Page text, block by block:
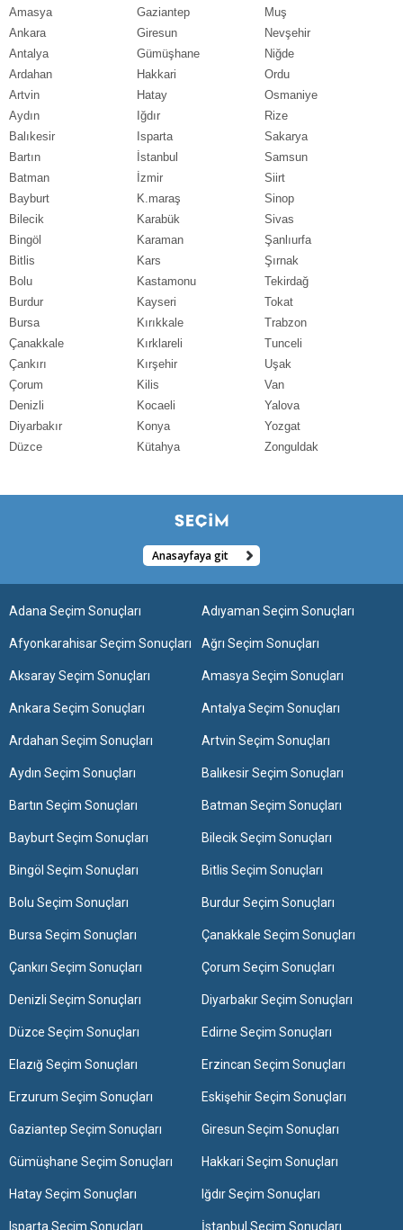
Amasya
Ankara
Antalya
Ardahan
Artvin
Aydın
Balıkesir
Bartın
Batman
Bayburt
Bilecik
Bingöl
Bitlis
Bolu
Burdur
Bursa
Çanakkale
Çankırı
Çorum
Denizli
Diyarbakır
Düzce
Gaziantep
Giresun
Gümüşhane
Hakkari
Hatay
Iğdır
Isparta
İstanbul
İzmir
K.maraş
Karabük
Karaman
Kars
Kastamonu
Kayseri
Kırıkkale
Kırklareli
Kırşehir
Kilis
Kocaeli
Konya
Kütahya
Muş
Nevşehir
Niğde
Ordu
Osmaniye
Rize
Sakarya
Samsun
Siirt
Sinop
Sivas
Şanlıurfa
Şırnak
Tekirdağ
Tokat
Trabzon
Tunceli
Uşak
Van
Yalova
Yozgat
Zonguldak
Anasayfaya git
Adana Seçim Sonuçları Adıyaman Seçim Sonuçları
Afyonkarahisar Seçim Sonuçları Ağrı Seçim Sonuçları
Aksaray Seçim Sonuçları Amasya Seçim Sonuçları
Ankara Seçim Sonuçları Antalya Seçim Sonuçları
Ardahan Seçim Sonuçları Artvin Seçim Sonuçları
Aydın Seçim Sonuçları Balıkesir Seçim Sonuçları
Bartın Seçim Sonuçları Batman Seçim Sonuçları
Bayburt Seçim Sonuçları Bilecik Seçim Sonuçları
Bingöl Seçim Sonuçları Bitlis Seçim Sonuçları
Bolu Seçim Sonuçları Burdur Seçim Sonuçları
Bursa Seçim Sonuçları Çanakkale Seçim Sonuçları
Çankırı Seçim Sonuçları Çorum Seçim Sonuçları
Denizli Seçim Sonuçları Diyarbakır Seçim Sonuçları
Düzce Seçim Sonuçları Edirne Seçim Sonuçları
Elazığ Seçim Sonuçları Erzincan Seçim Sonuçları
Erzurum Seçim Sonuçları Eskişehir Seçim Sonuçları
Gaziantep Seçim Sonuçları Giresun Seçim Sonuçları
Gümüşhane Seçim Sonuçları Hakkari Seçim Sonuçları
Hatay Seçim Sonuçları Iğdır Seçim Sonuçları
Isparta Seçim Sonuçları İstanbul Seçim Sonuçları